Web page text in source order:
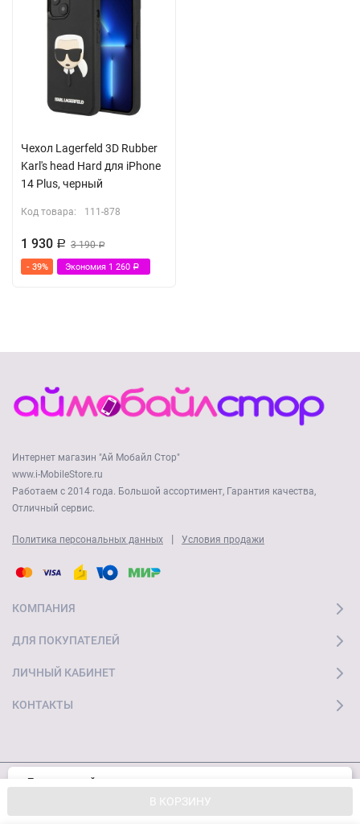
В КОРЗИНУ
Чехол Lagerfeld 3D Rubber
Karl's head Hard для iPhone
14 Plus, черный
Код товара: 111-878
1 930 Р 3 190Р
- 39% Экономия 1 260 Р
Интернет магазин "Ай Мобайл Стор"
www.i-MobileStore.ru
Работаем с 2014 года. Большой ассортимент, Гарантия качества,
Отличный сервис.
Политика персональных данных | Условия продажи
КОМПАНИЯ
ДЛЯ ПОКУПАТЕЛЕЙ
ЛИЧНЫЙ КАБИНЕТ
КОНТАКТЫ
Пользуясь сайтом, вы соглашаетесь с